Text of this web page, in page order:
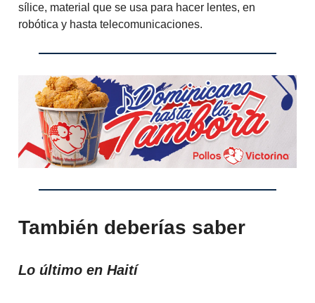
sílice, material que se usa para hacer lentes, en
robótica y hasta telecomunicaciones.
También deberías saber
Lo último en Haití